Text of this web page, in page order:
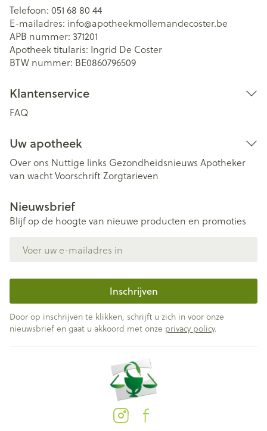
Telefoon: 051 68 80 44
E-mailadres: info@apotheekmollemandecoster.be
APB nummer: 371201
Apotheek titularis: Ingrid De Coster
BTW nummer: BE0860796509
Klantenservice
FAQ
Uw apotheek
Over ons Nuttige links Gezondheidsnieuws Apotheker
van wachtVoorschriftZorgtarieven
Nieuwsbrief
Blijf op de hoogte van nieuwe producten en promoties
Inschrijven
Door op inschrijven te klikken, schrijft u zich in voor onze
nieuwsbrief en gaat u akkoord met onze privacy policy.